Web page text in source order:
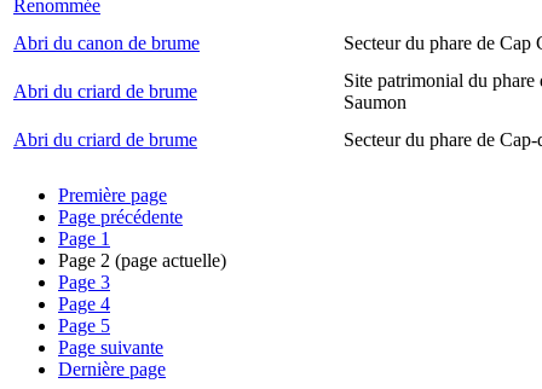
Renommée
Abri du canon de brume
Secteur du phare de Cap
Abri du criard de brume
Site patrimonial du phare
Saumon
Abri du criard de brume
Secteur du phare de Cap-
Première page
Page précédente
Page 1
Page 2 (page actuelle)
Page 3
Page 4
Page 5
Page suivante
Dernière page